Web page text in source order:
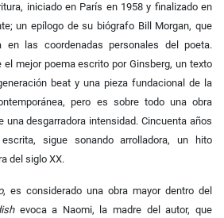
iniciado en París en 1958 y finalizado en
un epílogo de su biógrafo Bill Morgan, que
las coordenadas personales del poeta.
mejor poema escrito por Ginsberg, un texto
beat y una pieza fundacional de la
pero es sobre todo una obra
una desgarradora intensidad. Cincuenta años
sigue sonando arrolladora, un hito
del siglo XX.
, es considerado una obra mayor dentro del
evoca a Naomi, la madre del autor, que